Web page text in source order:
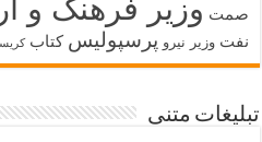
صمت وزیر فرهنگ و
نفت وزیر نیرو پرسپولیس کتاب
تبلیغات متنی